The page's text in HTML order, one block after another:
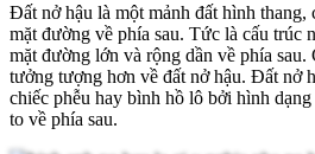
Đất nở hậu là một mảnh đất hình
mặt đường về phía sau. Tức là cấu trúc
mặt đường lớn và rộng dần về phía
tưởng tượng hơn về đất nở hậu. Đất nở
chiếc phễu hay bình hồ lô bởi hình
to về phía sau.